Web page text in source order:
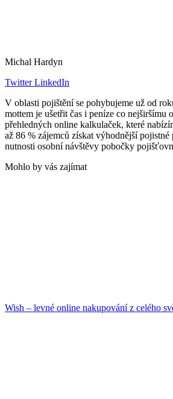
Michal Hardyn
TwitterLinkedIn
V oblasti pojištění se pohybujeme už od
mottem je ušetřit čas i peníze co nejširšímu
přehledných online kalkulaček, které
až 86 % zájemců získat výhodnější pojistné
nutnosti osobní návštěvy pobočky
Mohlo by vás zajímat
Wish – levné online nakupování z celého